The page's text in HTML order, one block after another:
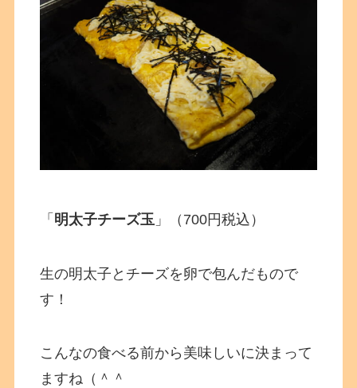
「 明太子チーズ玉 」（700円税込）
生の明太子とチーズを卵で包んだもので
す！
こんなの食べる前から美味しいに決まって
ますね（＾＾